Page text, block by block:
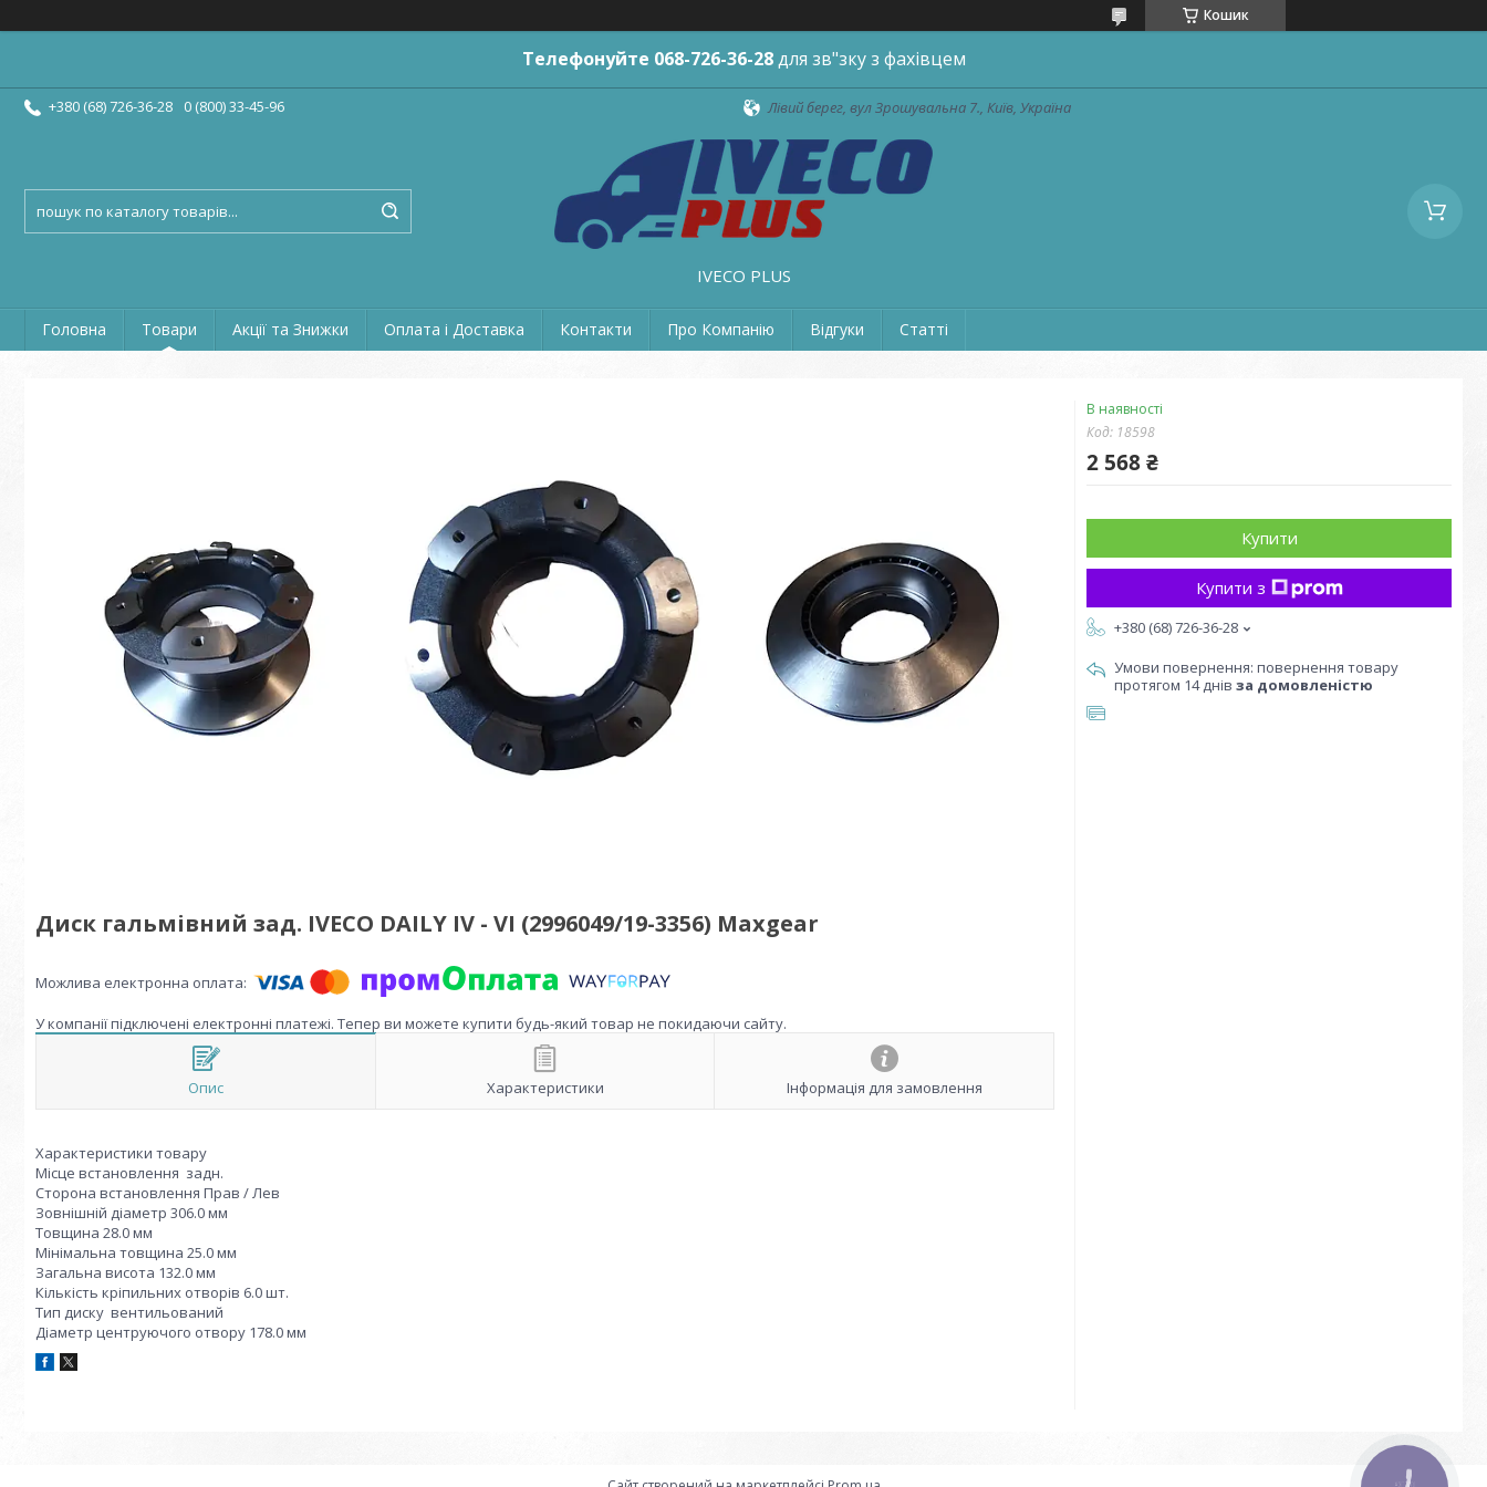
Кошик
Телефонуйте 068-726-36-28для зв"зку з фахівцем
+380 (68) 726-36-28 0 (800) 33-45-96 Лівий берег, вул Зрошувальна 7., Київ, Україна
IVECO PLUS
Головна Товари Акції та Знижки Оплата і Доставка Контакти Про Компанію Відгуки Статті
Диск гальмівний зад. IVECO DAILY IV - VI (2996049/19-3356) Maxgear
У компанії підключені електронні платежі. Тепер ви можете купити будь-який товар не покидаючи сайту.
Опис Характеристики Інформація для замовлення
Характеристики товару
Місце встановлення задн.
Сторона встановлення Прав / Лев
Зовнішній діаметр 306.0 мм
Товщина 28.0 мм
Мінімальна товщина 25.0 мм
Загальна висота 132.0 мм
Кількість кріпильних отворів 6.0 шт.
Тип диску вентильований
Діаметр центруючого отвору 178.0 мм
В наявності
Код: 18598
2 568 ₴
Купити
Купити з
+380 (68) 726-36-28
повернення товару
протягом 14 днів за домовленістю